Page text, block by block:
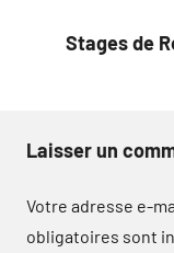
Stages de
Laisser un
Votre adresse e-
obligatoires sont